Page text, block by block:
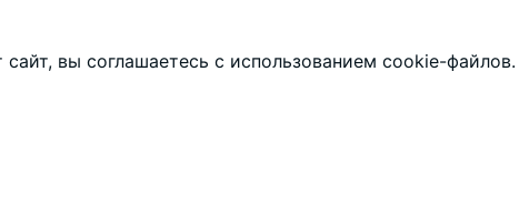
вы соглашаетесь с использованием cookie-файлов.